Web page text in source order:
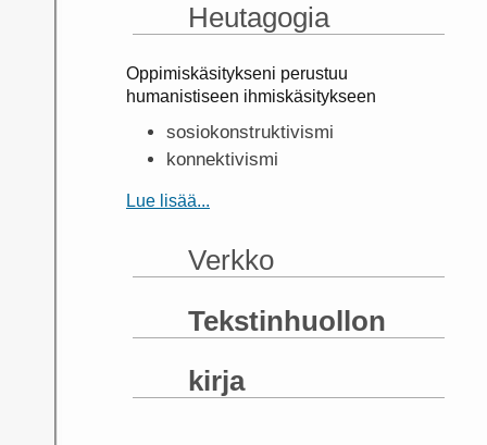
Heutagogia
Oppimiskäsitykseni perustuu
humanistiseen ihmiskäsitykseen
sosiokonstruktivismi
konnektivismi
Lue lisää...
Verkko
Tekstinhuollon
kirja